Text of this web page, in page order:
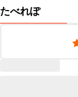
たべれぽ